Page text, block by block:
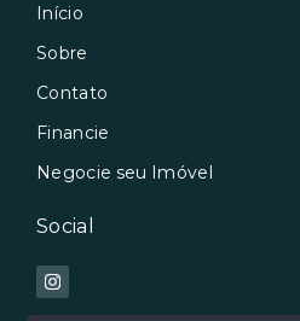
Início
Sobre
Contato
Financie
Negocie seu Imóvel
Social